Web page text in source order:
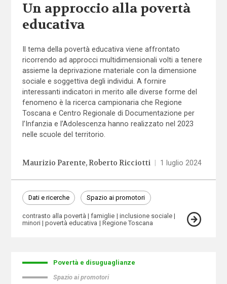
Un approccio alla povertà
educativa
Il tema della povertà educativa viene affrontato
ricorrendo ad approcci multidimensionali volti a tenere
assieme la deprivazione materiale con la dimensione
sociale e soggettiva degli individui. A fornire
interessanti indicatori in merito alle diverse forme del
fenomeno è la ricerca campionaria che Regione
Toscana e Centro Regionale di Documentazione per
l’Infanzia e l’Adolescenza hanno realizzato nel 2023
nelle scuole del territorio.
Maurizio Parente Roberto Ricciotti 1 luglio 2024
Dati e ricerche Spazio ai promotori
contrasto alla povertà famiglie
inclusione sociale
minori
povertà educativa Regione Toscana
Povertà e disuguaglianze
Spazio ai promotori